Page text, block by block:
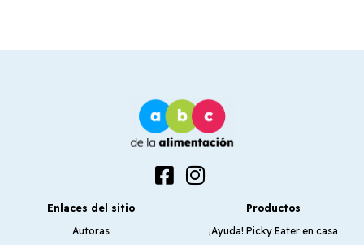
Enlaces del sitio
Autoras
Productos
¡Ayuda! Picky Eater en casa